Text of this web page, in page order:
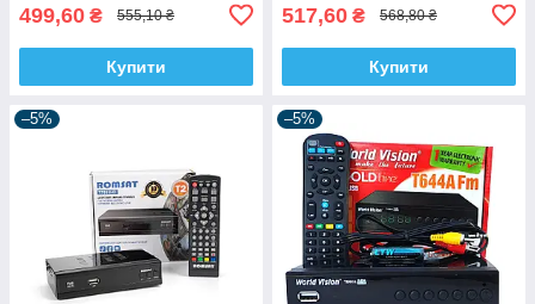
499,60 ₴ 555,10 ₴
Купити
517,60 ₴ 568,80 ₴
Купити
–5% –5%